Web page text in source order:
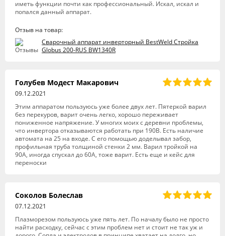
иметь функции почти как профессиональный. Искал, искал и
попался данный аппарат.
Отзыв на товар:
Сварочный аппарат инверторный BestWeld Стройка
Globus 200-RUS BW1340R
Голубев Модест Макарович
09.12.2021
Этим аппаратом пользуюсь уже более двух лет. Пятеркой варил
без перекуров, варит очень легко, хорошо переживает
пониженное напряжение. У многих моих с деревни проблемы,
что инвертора отказываются работать при 190В. Есть наличие
автомата на 25 на входе. С его помощью доделывал забор,
профильная труба толщиной стенки 2 мм. Варил тройкой на
90А, иногда спускал до 60А, тоже варит. Есть еще и кейс для
переноски
Соколов Болеслав
07.12.2021
Плазморезом пользуюсь уже пять лет. По началу было не просто
найти расходку, сейчас с этим проблем нет и стоит не так уж и